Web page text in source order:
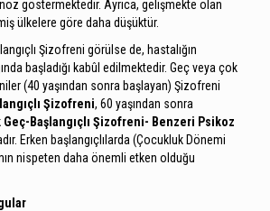
göstermektedir. Ayrıca, gelişmekte olan
ülkelere göre daha düşüktür.
Şizofreni görülse de, hastalığın
başladığı kabûl edilmektedir. Geç veya çok
(40 yaşından sonra başlayan) Şizofreni
Şizofreni, 60 yaşından sonra
Geç-Başlangıçlı Şizofreni- Benzeri Psikoz
Erken başlangıçlılarda (Çocukluk Dönemi
nispeten daha önemli etken olduğu